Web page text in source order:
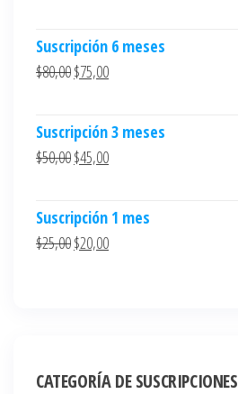
Suscripción 6 meses
$80,00$75,00
Suscripción 3 meses
$50,00$45,00
Suscripción 1 mes
$25,00$20,00
CATEGORÍA DE SUSCRIPCIONES